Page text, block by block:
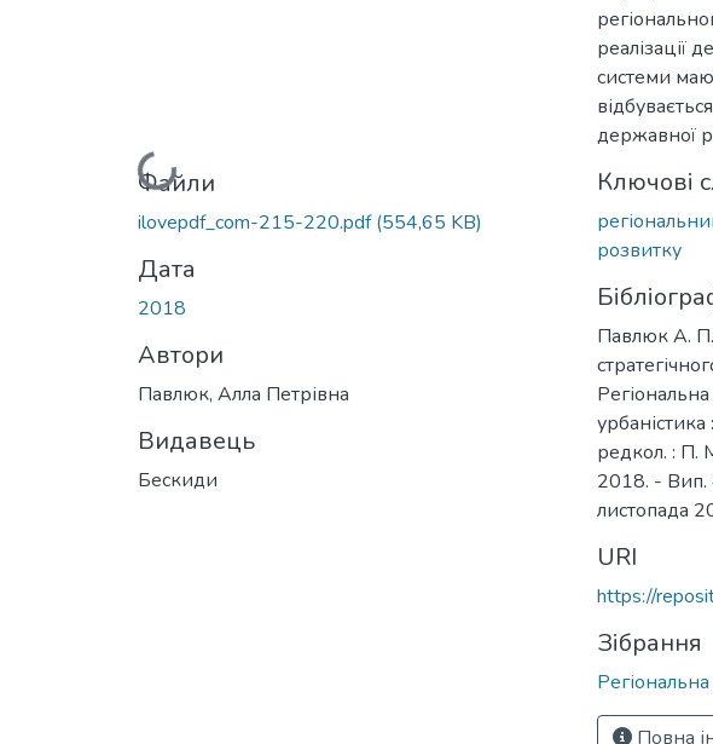
Вантажиться...
Файли
ilovepdf_com-215-220.pdf(554,65 KB)
Дата
2018
Автори
Павлюк, Алла Петрівна
Видавець
Бескиди
реалізації
системи
державної
Ключові
розвитку
Павлюк А. П.
Регіональна
редкол. : П.
2018. - Вип.
листопада
URI
https://
Зібрання
Регіональна
Повна